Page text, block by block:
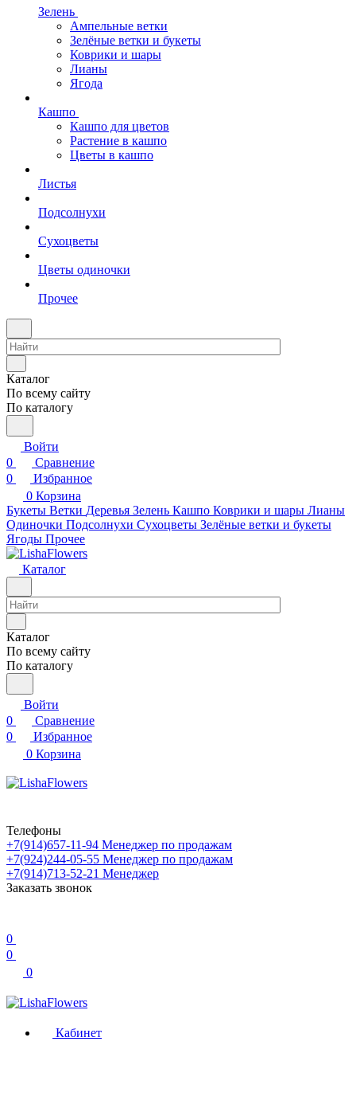
Зелень
Ампельные ветки
Зелёные ветки и букеты
Коврики и шары
Лианы
Ягода
Кашпо
Кашпо для цветов
Растение в кашпо
Цветы в кашпо
Листья
Подсолнухи
Сухоцветы
Цветы одиночки
Прочее
Каталог
По всему сайту
По каталогу
Войти
0
Сравнение
0
Избранное
0 Корзина
Букеты Ветки Деревья Зелень Кашпо Коврики и шары Лианы
Одиночки Подсолнухи Сухоцветы Зелёные ветки и букеты
Ягоды Прочее
Каталог
Каталог
По всему сайту
По каталогу
Войти
0
Сравнение
0
Избранное
0 Корзина
Телефоны
+7(914)657-11-94 Менеджер по продажам
+7(924)244-05-55 Менеджер по продажам
+7(914)713-52-21 Менеджер
Заказать звонок
0
0
0
Кабинет